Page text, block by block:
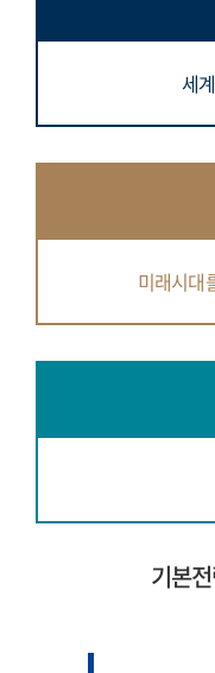
세
미래시대
기본